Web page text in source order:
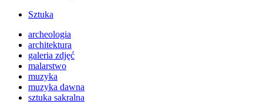
Sztuka
archeologia
architektura
galeria zdjęć
malarstwo
muzyka
muzyka dawna
sztuka sakralna